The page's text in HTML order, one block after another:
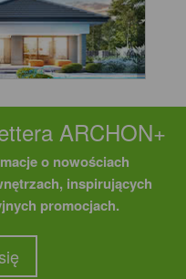
ARCHON+
o nowościach
inspirujących
promocjach.